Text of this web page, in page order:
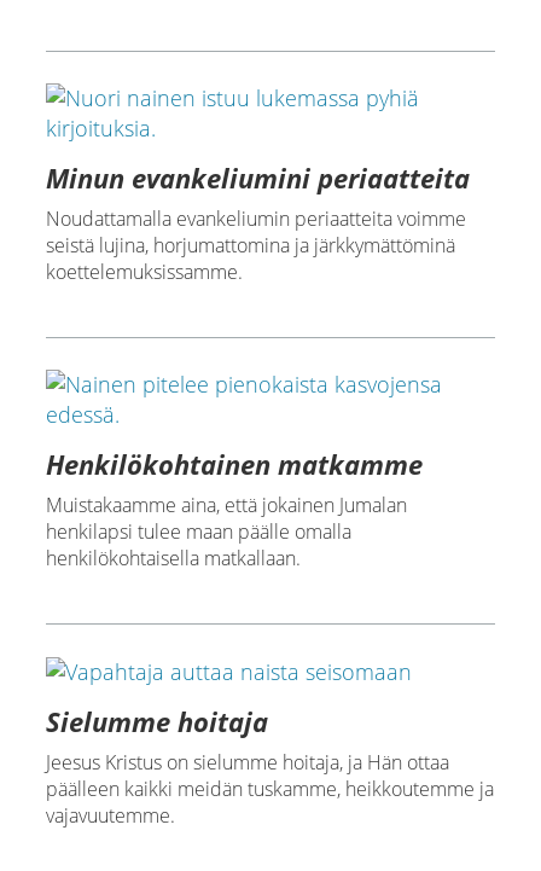
Minun evankeliumini periaatteita
Noudattamalla evankeliumin periaatteita voimme
seistä lujina, horjumattomina ja järkkymättöminä
koettelemuksissamme.
Henkilökohtainen matkamme
Muistakaamme aina, että jokainen Jumalan
henkilapsi tulee maan päälle omalla
henkilökohtaisella matkallaan.
Sielumme hoitaja
Jeesus Kristus on sielumme hoitaja, ja Hän ottaa
päälleen kaikki meidän tuskamme, heikkoutemme ja
vajavuutemme.